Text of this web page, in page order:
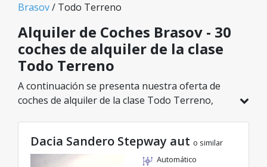
Brasov/ Todo Terreno
Alquiler de Coches Brasov - 30
coches de alquiler de la clase
Todo Terreno
A continuación se presenta nuestra oferta de
coches de alquiler de la clase Todo Terreno,
modelo ideal de la categoría seleccionada, con
tarifas excelentes desde solo 35€/día.
Dacia Sandero Stepway aut o similar
Automático